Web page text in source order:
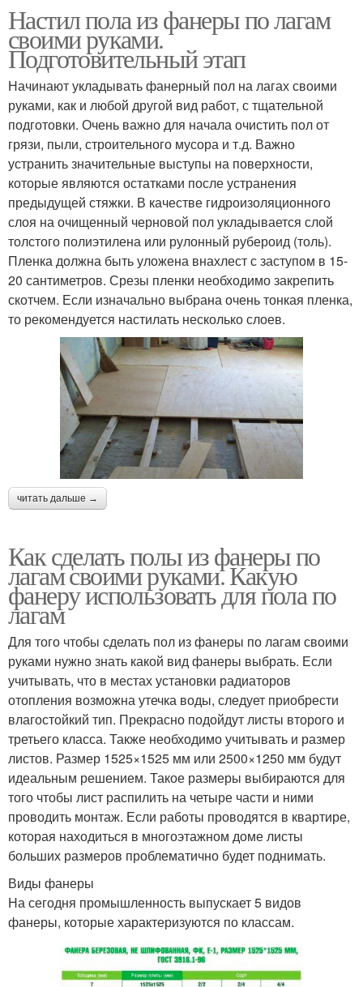
Настил пола из фанеры по лагам
своими руками.
Подготовительный этап
Начинают укладывать фанерный пол на лагах своими
руками, как и любой другой вид работ, с тщательной
подготовки. Очень важно для начала очистить пол от
грязи, пыли, строительного мусора и т.д. Важно
устранить значительные выступы на поверхности,
которые являются остатками после устранения
предыдущей стяжки. В качестве гидроизоляционного
слоя на очищенный черновой пол укладывается слой
толстого полиэтилена или рулонный рубероид (толь).
Пленка должна быть уложена внахлест с заступом в 15-
20 сантиметров. Срезы пленки необходимо закрепить
скотчем. Если изначально выбрана очень тонкая пленка,
то рекомендуется настилать несколько слоев.
читать дальше →
Как сделать полы из фанеры по
лагам своими руками. Какую
фанеру использовать для пола по
лагам
Для того чтобы сделать пол из фанеры по лагам своими
руками нужно знать какой вид фанеры выбрать. Если
учитывать, что в местах установки радиаторов
отопления возможна утечка воды, следует приобрести
влагостойкий тип. Прекрасно подойдут листы второго и
третьего класса. Также необходимо учитывать и размер
листов. Размер 1525×1525 мм или 2500×1250 мм будут
идеальным решением. Такое размеры выбираются для
того чтобы лист распилить на четыре части и ними
проводить монтаж. Если работы проводятся в квартире,
которая находиться в многоэтажном доме листы
больших размеров проблематично будет поднимать.
Виды фанеры
На сегодня промышленность выпускает 5 видов
фанеры, которые характеризуются по классам.